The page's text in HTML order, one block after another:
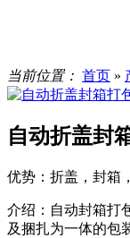
当前位置： 首页 »
自动折盖封
优势： 折盖，封箱
介绍： 自动封箱打
及捆扎为一体的包